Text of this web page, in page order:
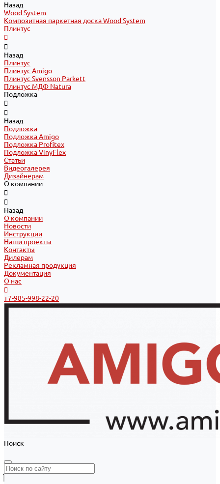
Назад
Wood System
Композитная паркетная доска Wood System
Плинтус
Назад
Плинтус
Плинтус Amigo
Плинтус Svensson Parkett
Плинтус МДФ Natura
Подложка
Назад
Подложка
Подложка Amigo
Подложка Profitex
Подложка VinyFlex
Статьи
Видеогалерея
Дизайнерам
О компании
Назад
О компании
Новости
Инструкции
Наши проекты
Контакты
Дилерам
Рекламная продукция
Документация
О нас
+7-985-998-22-20
Поиск